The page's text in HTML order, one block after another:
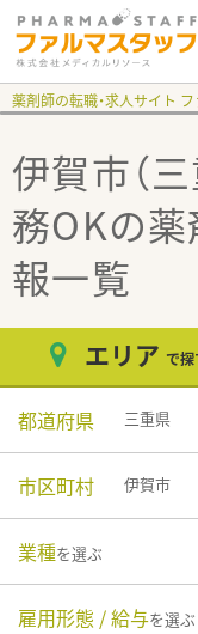
薬剤師の転職・求人サイト
伊賀市（
務OKの
報一覧
エリア で
都道府県 三重県
市区町村 伊賀市
業種を選ぶ
雇用形態 / 給与を選ぶ